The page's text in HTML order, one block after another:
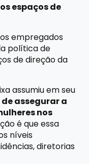
espaços de
empregados
política de
de direção da
assumiu em seu
assegurar a
nos
é que essa
níveis
diretorias